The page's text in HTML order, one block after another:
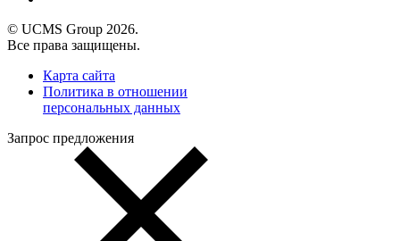
© UCMS Group 2026.
Все права защищены.
Карта сайта
Политика в отношении
персональных данных
Запрос предложения